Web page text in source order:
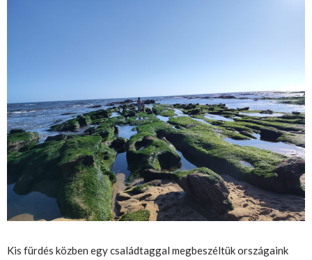
Kis fürdés közben egy családtaggal megbeszéltük országaink